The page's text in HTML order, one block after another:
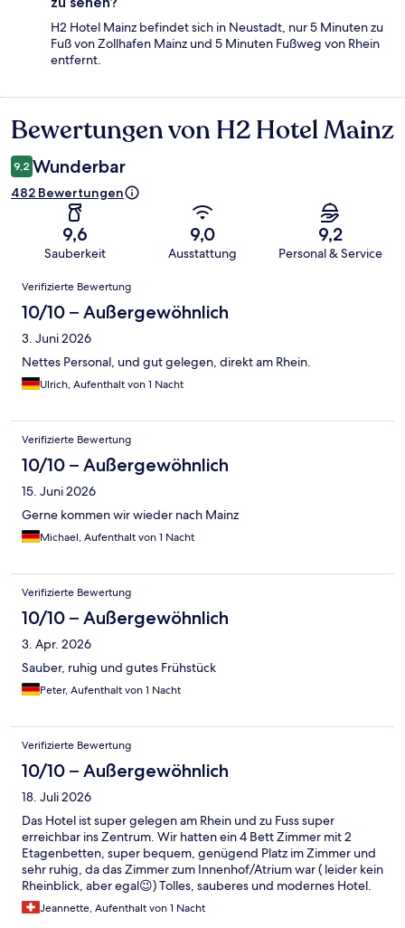
H2 Hotel Mainz befindet sich in Neustadt, nur 5 Minuten zu
Fuß von Zollhafen Mainz und 5 Minuten Fußweg von Rhein
entfernt.
Bewertungen
Bewertungen von H2 Hotel Mainz
9,2 Wunderbar
482 Bewertungen
9,6
Sauberkeit
9,0
Ausstattung
9,2
Personal & Service
Bewertungen
Verifizierte Bewertung
10/10 – Außergewöhnlich
3. Juni 2026
Nettes Personal, und gut gelegen, direkt am Rhein.
Ulrich, Aufenthalt von 1 Nacht
Verifizierte Bewertung
10/10 – Außergewöhnlich
15. Juni 2026
Gerne kommen wir wieder nach Mainz
Michael, Aufenthalt von 1 Nacht
Verifizierte Bewertung
10/10 – Außergewöhnlich
3. Apr. 2026
Sauber, ruhig und gutes Frühstück
Peter, Aufenthalt von 1 Nacht
Verifizierte Bewertung
10/10 – Außergewöhnlich
18. Juli 2026
Das Hotel ist super gelegen am Rhein und zu Fuss super
erreichbar ins Zentrum. Wir hatten ein 4 Bett Zimmer mit 2
Etagenbetten, super bequem, genügend Platz im Zimmer und
sehr ruhig, da das Zimmer zum Innenhof/Atrium war ( leider kein
Rheinblick, aber egal😉) Tolles, sauberes und modernes Hotel.
Frühstück war gut und hat alles was man braucht. Personal war
freundlich und Check out ist erst um 12.00 Uhr. Super
Jeannette, Aufenthalt von 1 Nacht